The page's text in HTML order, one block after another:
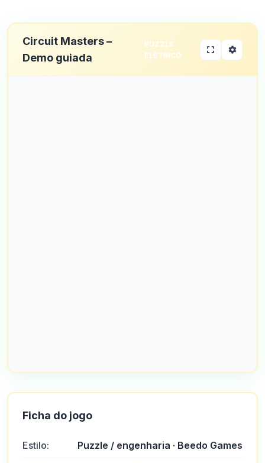
Circuit Masters –
Demo guiada
PUZZLE
ELÉTRICO
Ficha do jogo
Estilo: Puzzle / engenharia · Beedo Games